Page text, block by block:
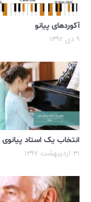
آکوردهای پیانو
۹ دی ۱۳۹۲
انتخاب یک استاد
۳۱ اردیبهشت ۱۳۹۷